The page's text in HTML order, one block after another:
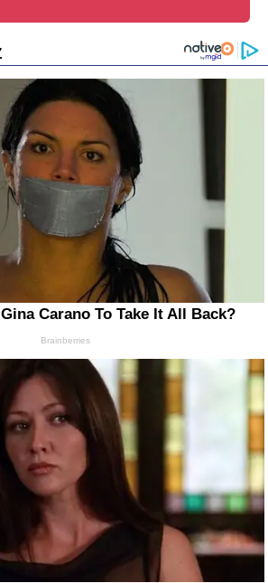
Carano To Take It All Back?
Brainberries